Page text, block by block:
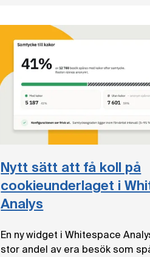
Nytt sätt att få koll på
cookieunderlaget i
Analys
En ny widget i Whitespace
stor andel av era besök som